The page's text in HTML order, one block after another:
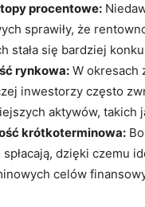
procentowe:
sprawiły, że
stała się bardziej
rynkowa: W okresach
inwestorzy często
aktywów, takich
krótkoterminowa:
dzięki czemu
celów